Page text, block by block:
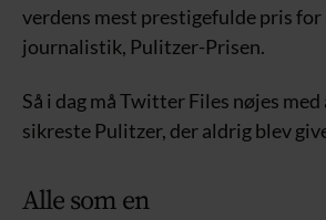
verdens mest prestigefulde pris for
journalistik, Pulitzer-Prisen.
Så i dag må Twitter Files nøjes
sikreste Pulitzer, der aldrig blev
Alle som en